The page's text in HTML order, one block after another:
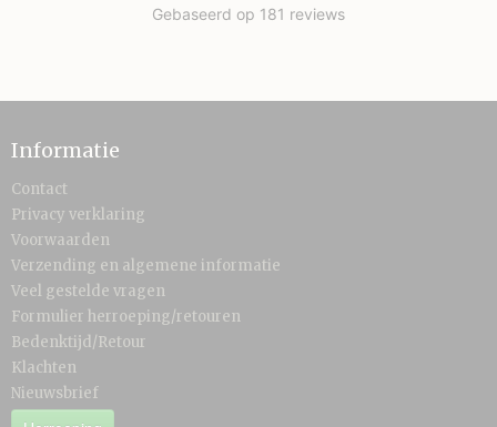
Informatie
Contact
Privacy verklaring
Voorwaarden
Verzending en algemene informatie
Veel gestelde vragen
Formulier herroeping/retouren
Bedenktijd/Retour
Klachten
Nieuwsbrief